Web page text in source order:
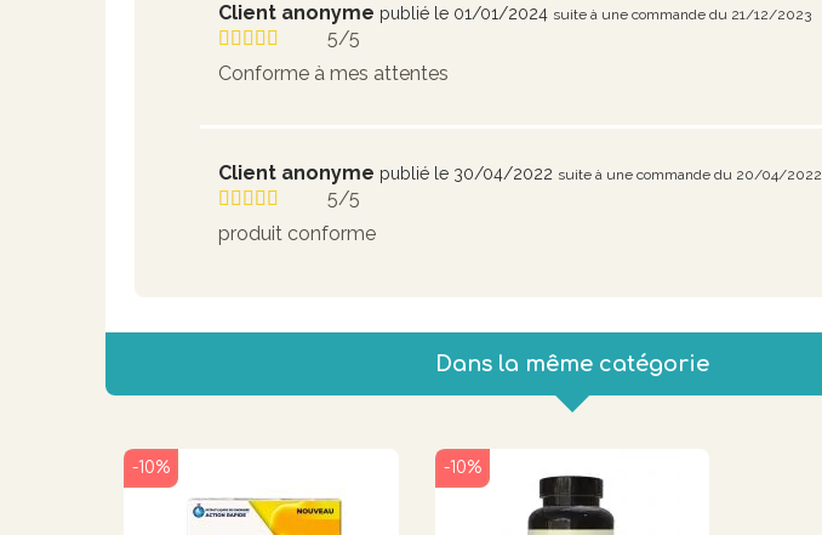
Client anonyme publié le 01/01/2024 suite à une commande du 21/12/2023
5/5
Conforme à mes attentes
Client anonyme publié le 30/04/2022 suite à une commande du 20/04/2022
5/5
produit conforme
Dans la même catégorie
-10% -10%